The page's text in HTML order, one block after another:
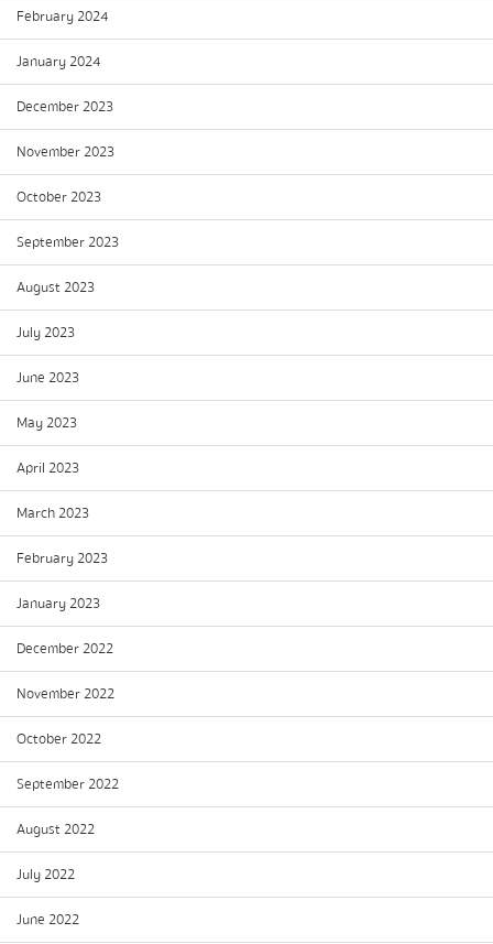
February 2024
January 2024
December 2023
November 2023
October 2023
September 2023
August 2023
July 2023
June 2023
May 2023
April 2023
March 2023
February 2023
January 2023
December 2022
November 2022
October 2022
September 2022
August 2022
July 2022
June 2022